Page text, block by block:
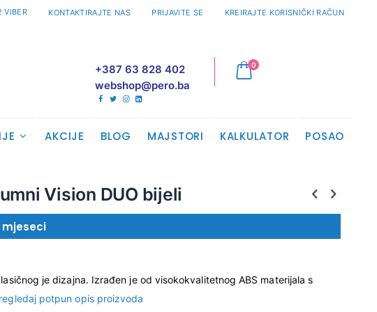
VIBER KONTAKTIRAJTE NAS PRIJAVITE SE KREIRAJTE KORISNIČKI RAČUN
Cart
0proizvodi
+387 63 828 402
webshop@pero.ba
AKCIJE BLOG MAJSTORI KALKULATOR POSAO
Vision DUO bijeli
mjeseci
je dizajna. Izrađen je od visokokvalitetnog ABS materijala s
potpun opis proizvoda